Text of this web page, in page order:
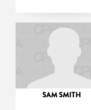
SAM SMITH